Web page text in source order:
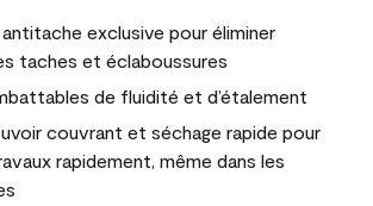
exclusive pour éliminer
taches et éclaboussures
de fluidité et d’étalement
couvrant et séchage rapide pour
rapidement, même dans les